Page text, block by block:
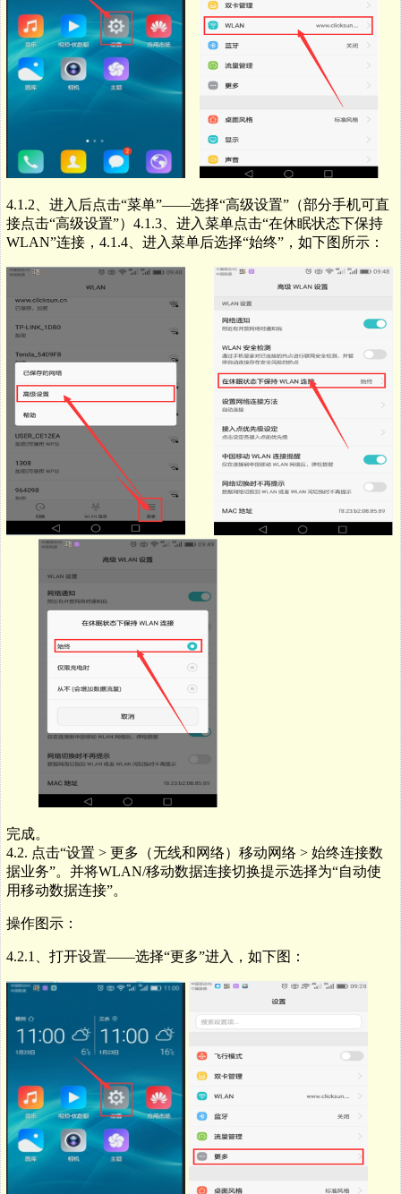
4.1.2 、进入后点击“菜单”——选择“高级设置” （部分手机可直
接点击“高级设置”）4.1.3 、进入菜单点击“在休眠状态下保持
WLAN”连接，4.1.4 、进入菜单后选择“始终”，如下图所示：
完成。
4.2. 点击“设置 > 更多（无线和网络）移动网络 > 始终连接数
据业务”。并将WLAN/移动数据连接切换提示选择为“自动使
用移动数据连接”。
操作图示：
4.2.1、打开设置——选择“更多”进入，如下图：